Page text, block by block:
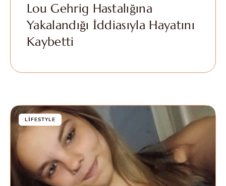
Lou Gehrig Hastalığına
Yakalandığı İddiasıyla Hayatını
Kaybetti
LIFESTYLE